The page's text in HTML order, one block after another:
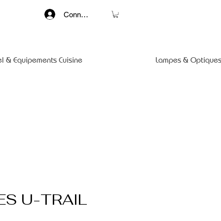
Connexion
& Equipements Cuisine Lampes &
U-TRAIL